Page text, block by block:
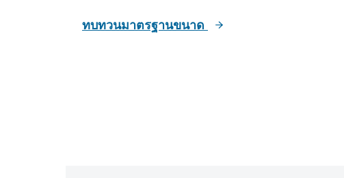
ทบทวนมาตรฐานขนาด